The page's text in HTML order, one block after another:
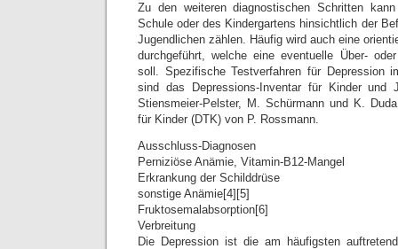
Zu den weiteren diagnostischen Schritten
Schule oder des Kindergartens hinsichtlich der
Jugendlichen zählen. Häufig wird auch eine
durchgeführt, welche eine eventuelle Über-
soll. Spezifische Testverfahren für Depression
sind das Depressions-Inventar für Kinder und
Stiensmeier-Pelster, M. Schürmann und K.
für Kinder (DTK) von P. Rossmann.
Ausschluss-Diagnosen
Perniziöse Anämie, Vitamin-B12-Mangel
Erkrankung der Schilddrüse
sonstige Anämie[4][5]
Fruktosemalabsorption[6]
Verbreitung
Die Depression ist die am häufigsten